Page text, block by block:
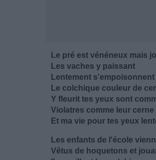
Le pré est vénéneux mais
Les vaches y paissant
Lentement s'empoisonnent
Le colchique couleur de
Y fleurit tes yeux sont
Violatres comme leur
Et ma vie pour tes yeux
Les enfants de l'école
Vêtus de hoquetons et